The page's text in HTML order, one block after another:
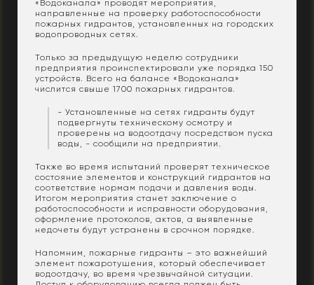
«Водоканала» проводят мероприятия,
направленные на проверку работоспособности
пожарных гидрантов, установленных на городских
водопроводных сетях.
Только за предыдущую неделю сотрудники
предприятия проинспектировали уже порядка 150
устройств. Всего на балансе «Водоканала»
числится свыше 1700 пожарных гидрантов.
- Установленные на сетях гидранты будут
подвергнуты техническому осмотру и
проверены на водоотдачу посредством пуска
воды, - сообщили на предприятии.
Также во время испытаний проверят техническое
состояние элементов и конструкций гидрантов на
соответствие нормам подачи и давления воды.
Итогом мероприятия станет заключение о
работоспособности и исправности оборудования,
оформление протоколов, актов, а выявленные
недочеты будут устранены в срочном порядке.
Напомним, пожарные гидранты – это важнейший
элемент пожаротушения, который обеспечивает
водоотдачу, во время чрезвычайной ситуации.